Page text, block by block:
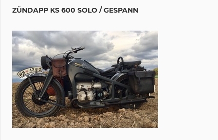
ZÜNDAPP KS 600 SOLO / GESPANN